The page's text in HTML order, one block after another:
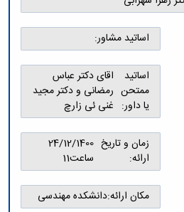
اساتید مشاور:
اساتید
ممتحن
یا داور:
اقای دکتر عباس
رمضانی و دکتر مجید
غنی ئی زارچ
زمان و تاریخ
ارائه:
24/12/1400
ساعت11
مکان ارائه:دانشکده مهندسی